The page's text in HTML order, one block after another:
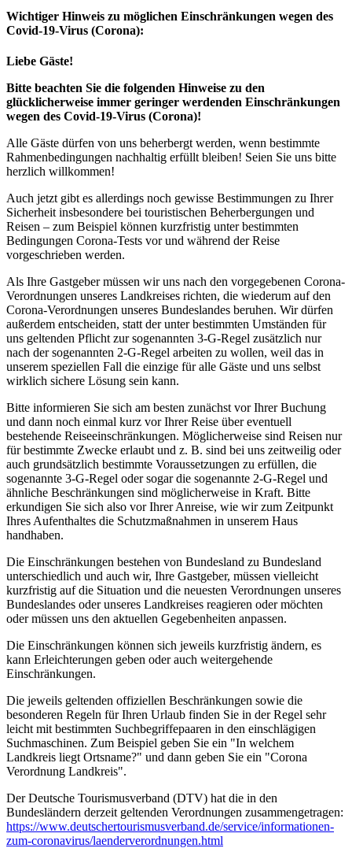
Wichtiger Hinweis zu möglichen Ein­schränk­ungen wegen des
Covid-19-Virus (Corona):
Liebe Gäste!
Bitte beachten Sie die folgenden Hinweise zu den
glücklicherweise immer geringer werdenden Einschränkungen
wegen des Covid-19-Virus (Corona)!
Alle Gäste dürfen von uns beherbergt werden, wenn bestimmte
Rahmenbedingungen nachhaltig erfüllt bleiben! Seien Sie uns bitte
herzlich willkommen!
Auch jetzt gibt es allerdings noch gewisse Bestimmungen zu Ihrer
Sicherheit insbesondere bei touristischen Beherbergungen und
Reisen – zum Beispiel können kurzfristig unter bestimmten
Bedingungen Corona-Tests vor und während der Reise
vorgeschrieben werden.
Als Ihre Gastgeber müssen wir uns nach den vorgegebenen Corona-
Verordnungen unseres Landkreises richten, die wiederum auf den
Corona-Verordnungen unseres Bundeslandes beruhen. Wir dürfen
außerdem entscheiden, statt der unter bestimmten Umständen für
uns geltenden Pflicht zur sogenannten 3-G-Regel zusätzlich nur
nach der sogenannten 2-G-Regel arbeiten zu wollen, weil das in
unserem speziellen Fall die einzige für alle Gäste und uns selbst
wirklich sichere Lösung sein kann.
Bitte informieren Sie sich am besten zunächst vor Ihrer Buchung
und dann noch einmal kurz vor Ihrer Reise über eventuell
bestehende Reiseeinschränkungen. Möglicherweise sind Reisen nur
für bestimmte Zwecke erlaubt und z. B. sind bei uns zeitweilig oder
auch grundsätzlich bestimmte Voraussetzungen zu erfüllen, die
sogenannte 3-G-Regel oder sogar die sogenannte 2-G-Regel und
ähnliche Beschränkungen sind möglicherweise in Kraft. Bitte
erkundigen Sie sich also vor Ihrer Anreise, wie wir zum Zeitpunkt
Ihres Aufenthaltes die Schutzmaßnahmen in unserem Haus
handhaben.
Die Einschränkungen bestehen von Bundesland zu Bundesland
unterschiedlich und auch wir, Ihre Gastgeber, müssen vielleicht
kurzfristig auf die Situation und die neuesten Verordnungen unseres
Bundeslandes oder unseres Landkreises reagieren oder möchten
oder müssen uns den aktuellen Gegebenheiten anpassen.
Die Einschränkungen können sich jeweils kurzfristig ändern, es
kann Erleichterungen geben oder auch weitergehende
Einschränkungen.
Die jeweils geltenden offiziellen Beschränkungen sowie die
besonderen Regeln für Ihren Urlaub finden Sie in der Regel sehr
leicht mit bestimmten Suchbegriffepaaren in den einschlägigen
Suchmaschinen. Zum Beispiel geben Sie ein "In welchem
Landkreis liegt Ortsname?" und dann geben Sie ein "Corona
Verordnung Landkreis".
Der Deutsche Tourismusverband (DTV) hat die in den
Bundesländern derzeit geltenden Verordnungen zusammengetragen:
https://www.deutscher­tourismusverband.de/­service/­informationen-
zum-coronavirus/­laenderverordnungen.html